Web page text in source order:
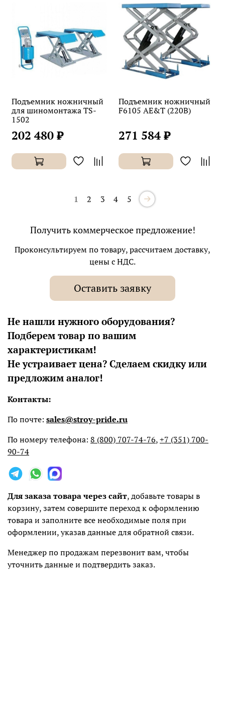
Подъемник ножничный
для шиномонтажа TS-
1502
202 480 ₽
Подъемник ножничный
F6105 AE&T (220В)
271 584 ₽
1 2 3 4 5
Получить коммерческое предложение!
Проконсультируем по товару, рассчитаем доставку,
цены с НДС.
Оставить заявку
Не нашли нужного оборудования?
Подберем товар по вашим
характеристикам!
Не устраивает цена? Сделаем скидку или
предложим аналог!
Контакты:
По почте: sales@stroy-pride.ru
По номеру телефона: 8 (800) 707-74-76,+7 (351) 700-
90-74
Для заказа товара через сайт, добавьте товары в
корзину, затем совершите переход к оформлению
товара и заполните все необходимые поля при
оформлении, указав данные для обратной связи.
Менеджер по продажам перезвонит вам, чтобы
уточнить данные и подтвердить заказ.